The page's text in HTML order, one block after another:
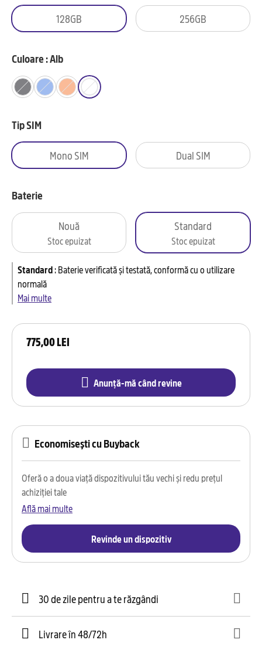
775,00 LEI
Anunță-mă când revine
128GB 256GB
Culoare : Alb
Tip SIM
Mono SIM Dual SIM
Baterie
Nouă
Stoc epuizat
Standard
Stoc epuizat
Standard:Baterie verificată și testată, conformă cu o utilizare
normală
Mai multe
Economisești cu Buyback
Oferă o a doua viață dispozitivului tău vechi și redu prețul
achiziției tale
Află mai multe
Revinde un dispozitiv
30 de zile pentru a te răzgândi
Livrare în 48/72h